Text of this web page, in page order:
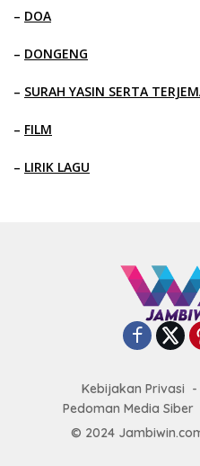
– DOA
– DONGENG
– SURAH YASIN SERTA
– FILM
– LIRIK LAGU
Kebijakan Privasi
Pedoman Media Siber
© 2024